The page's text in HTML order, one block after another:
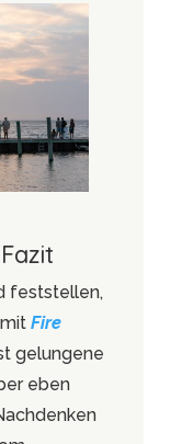
feststellen,
Fire
gelungene
eben